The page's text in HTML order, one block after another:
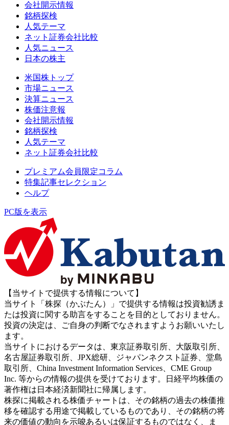
会社開示情報
銘柄探検
人気テーマ
ネット証券会社比較
人気ニュース
日本の株主
米国株トップ
市場ニュース
決算ニュース
株価注意報
会社開示情報
銘柄探検
人気テーマ
ネット証券会社比較
プレミアム会員限定コラム
特集記事セレクション
ヘルプ
PC版を表示
【当サイトで提供する情報について】
当サイト「株探（かぶたん）」で提供する情報は投資勧誘ま
たは投資に関する助言をすることを目的としておりません。
投資の決定は、ご自身の判断でなされますようお願いいたし
ます。
当サイトにおけるデータは、東京証券取引所、大阪取引所、
名古屋証券取引所、JPX総研、ジャパンネクスト証券、堂島
取引所、China Investment Information Services、CME Group
Inc. 等からの情報の提供を受けております。日経平均株価の
著作権は日本経済新聞社に帰属します。
株探に掲載される株価チャートは、その銘柄の過去の株価推
移を確認する用途で掲載しているものであり、その銘柄の将
来の価値の動向を示唆あるいは保証するものではなく、ま